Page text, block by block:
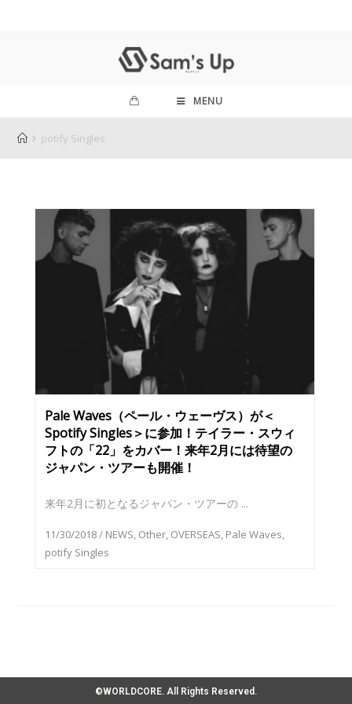
MENU
potify Singles
Pale Waves（ペール・ウェーヴス）が＜
Spotify Singles＞に参加！テイラー・スウィ
フトの「22」をカバー！来年2月には待望の
ジャパン・ツアーも開催！
来年2月に初となるジャパン・ツアーの ...
11/30/2018/ NEWS, Other, OVERSEAS, Pale Waves,
potify Singles
©WORLDCORE. All Rights Reserved.